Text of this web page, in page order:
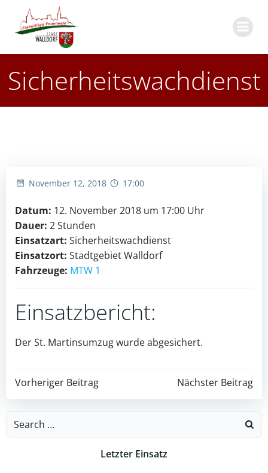
Sicherheitswachdienst
November 12, 2018 17:00
Datum: 12. November 2018 um 17:00 Uhr
Dauer: 2 Stunden
Einsatzart: Sicherheitswachdienst
Einsatzort: Stadtgebiet Walldorf
Fahrzeuge: MTW 1
Einsatzbericht:
Der St. Martinsumzug wurde abgesichert.
Post
navigation
Vorheriger Beitrag
Post
navigation
Nächster Beitrag
Search
Letzter Einsatz